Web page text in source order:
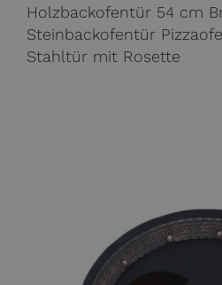
Holzbackofentür 54 cm
Steinbackofentür
Stahltür mit Rosette